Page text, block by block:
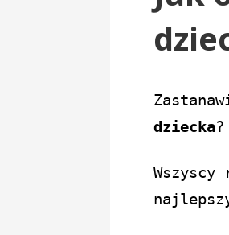
dziecka